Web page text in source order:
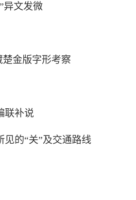
异文发微
金版字形考察
联补说
见的“关”及交通路线